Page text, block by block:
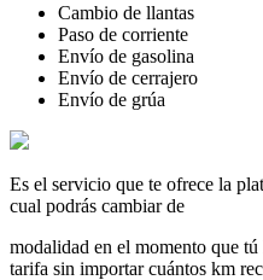
Cambio de llantas
Paso de corriente
Envío de gasolina
Envío de cerrajero
Envío de grúa
Es el servicio que te ofrece la
cual podrás cambiar de
modalidad en el momento que
tarifa sin importar cuántos km